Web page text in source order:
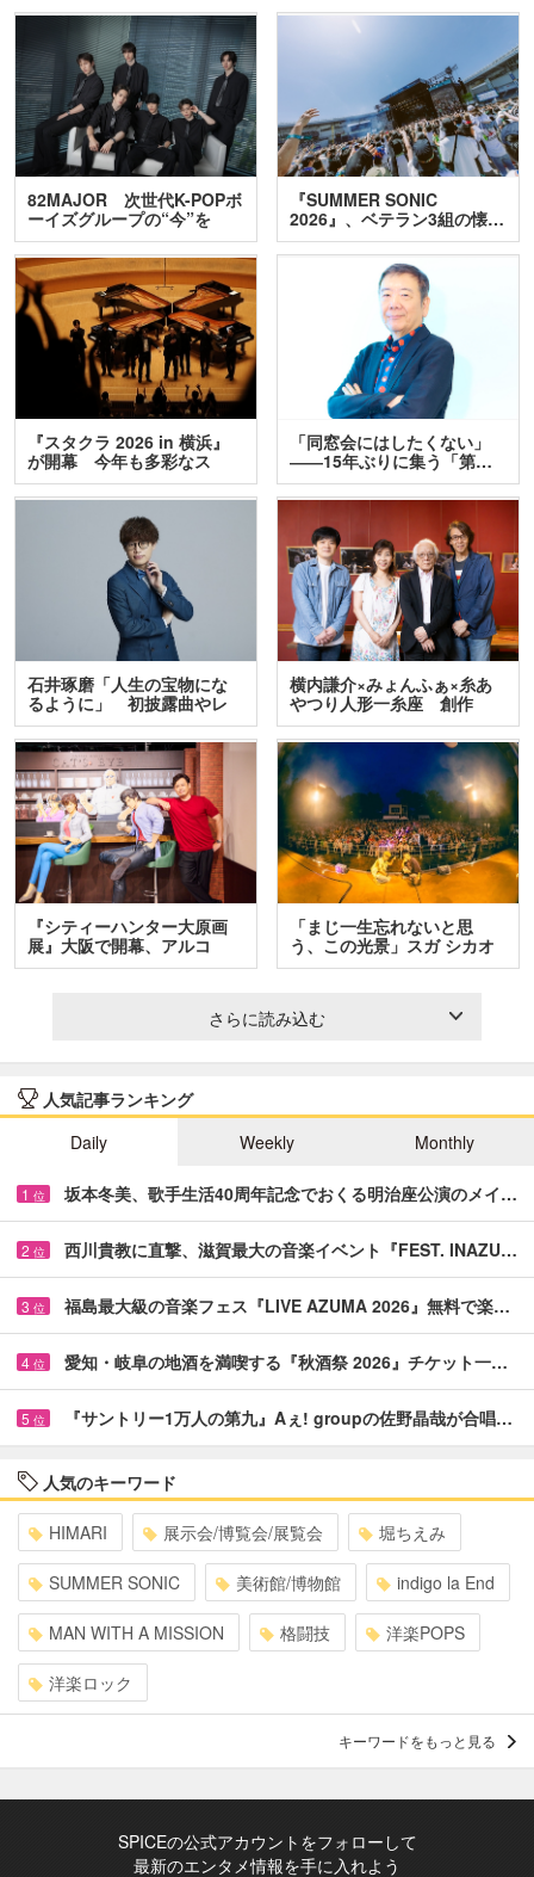
82MAJOR 次世代K-POPボ
ーイズグループの“今”を
訊…
『SUMMER SONIC
2026』、ベテラン3組の懐…
『スタクラ 2026 in 横浜』
が開幕 今年も多彩なス
テ…
「同窓会にはしたくない」
――15年ぶりに集う「第…
石井琢磨「人生の宝物にな
るように」 初披露曲やレ
ア…
横内謙介×みょんふぁ×糸あ
やつり人形一糸座 創作
人…
『シティーハンター大原画
展』大阪で開幕、アルコ
＆…
「まじ一生忘れないと思
う、この光景」スガ シカオ
と…
さらに読み込む
人気記事ランキング
Daily
Weekly Monthly
1 位 坂本冬美、歌手生活40周年記念でおくる明治座公演のメイ…
2 位 西川貴教に直撃、滋賀最大の音楽イベント『FEST. INAZU…
3 位 福島最大級の音楽フェス『LIVE AZUMA 2026』無料で楽…
4 位 愛知・岐阜の地酒を満喫する『秋酒祭 2026』チケット一…
5 位 『サントリー1万人の第九』Aぇ! groupの佐野晶哉が合唱…
人気のキーワード
HIMARI 展示会/博覧会/展覧会 堀ちえみ
SUMMER SONIC 美術館/博物館 indigo la End
MAN WITH A MISSION 格闘技 洋楽POPS
洋楽ロック
キーワードをもっと見る
SPICEの公式アカウントをフォローして
最新のエンタメ情報を手に入れよう